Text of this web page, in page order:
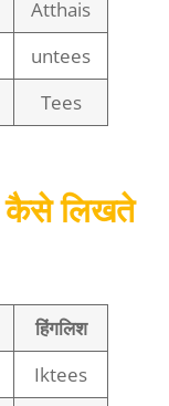
Atthais
untees
Tees
कैसे लिखते
हिंगलिश
Iktees